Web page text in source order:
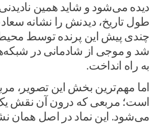
دیده می‌شود و شاید همین
طول تاریخ، دیدنش را نشانه
چندی پیش این پرنده توسط
شد و موجی از شادمانی در
به راه انداخت.
اما مهم‌ترین بخش این تصویر،
است؛ مربعی که درون آن نقش یک
می‌شود. این نماد در اصل همان